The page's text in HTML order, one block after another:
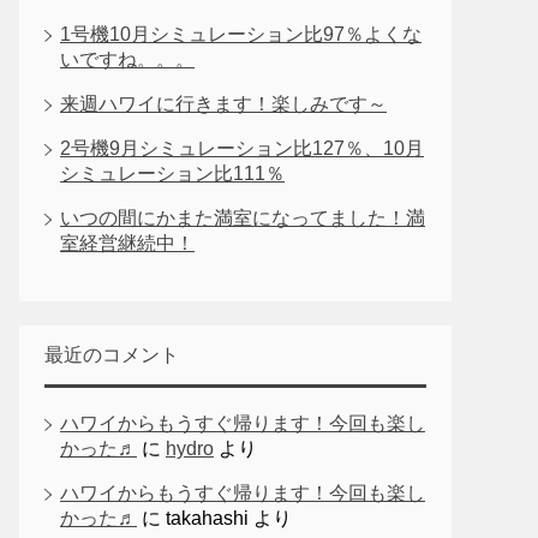
1号機10月シミュレーション比97％よくな
いですね。。。
来週ハワイに行きます！楽しみです～
2号機9月シミュレーション比127％、10月
シミュレーション比111％
いつの間にかまた満室になってました！満
室経営継続中！
最近のコメント
ハワイからもうすぐ帰ります！今回も楽し
かった♬
に hydro より
ハワイからもうすぐ帰ります！今回も楽し
かった♬
に takahashi より